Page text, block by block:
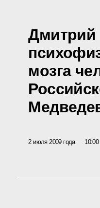
Дмитрий
мозга
2 июля 2009 года 10:00